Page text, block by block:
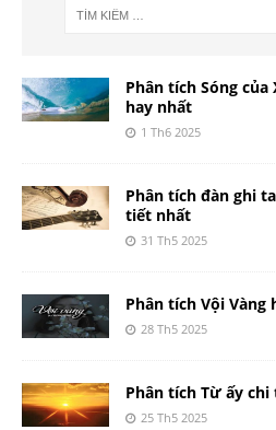
Phân tích Sóng
hay nhất
1 Th6 2025
Phân tích đàn ghi
tiết nhất
31 Th5 2025
Phân tích Vội
28 Th5 2025
Phân tích Từ ấy
25 Th5 2025